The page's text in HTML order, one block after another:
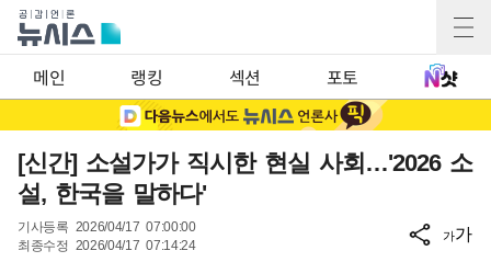
메인 랭킹 섹션 포토
[신간] 소설가가 직시한 현실 사회…'2026 소
설, 한국을 말하다'
기사등록 2026/04/17 07:00:00
최종수정 2026/04/17 07:14:24
가가